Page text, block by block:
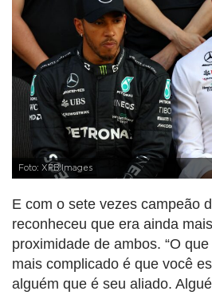
Foto: XPB Images
E com o sete vezes campeão
reconheceu que era ainda
proximidade de ambos. “O
mais complicado é que você
alguém que é seu aliado.